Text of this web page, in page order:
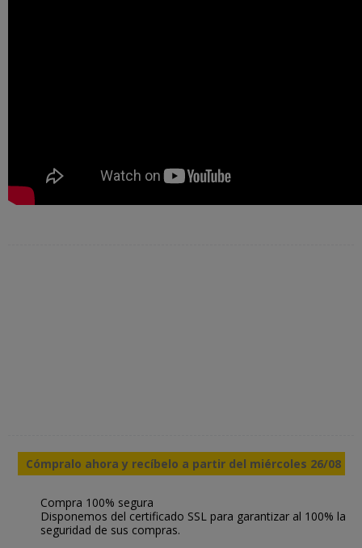
Cómpralo ahora y recíbelo a partir del miércoles 26/08
Compra 100% segura
Disponemos del certificado SSL para garantizar al 100% la
seguridad de sus compras.